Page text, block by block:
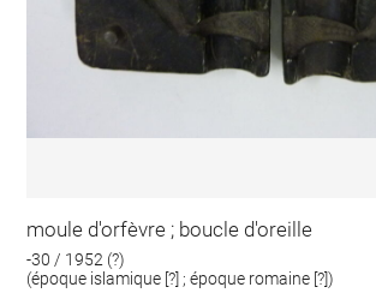
moule d'orfèvre ; boucle d'oreille
-30 / 1952 (?)
(époque islamique [?] ; époque romaine [?])